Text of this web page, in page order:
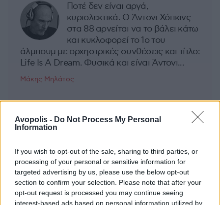
Avopolis - Do Not Process My Personal
Information
If you wish to opt-out of the sale, sharing to third parties, or
processing of your personal or sensitive information for
targeted advertising by us, please use the below opt-out
section to confirm your selection. Please note that after your
opt-out request is processed you may continue seeing
interest-based ads based on personal information utilized by
Ποτέ δεν είναι αργά,
κυριολεκτικά. Ο Άντονι Χόπκινς
στα 88 αρνείται να το βάλει κάτω
και κυκλοφορεί το 1ο του
άλμπουμ με ορχηστρικές συνθέσεις και τίτλο:
Life Is A Dream. Φυσικά και είναι Άντονι...
Μάκης Μηλάτος